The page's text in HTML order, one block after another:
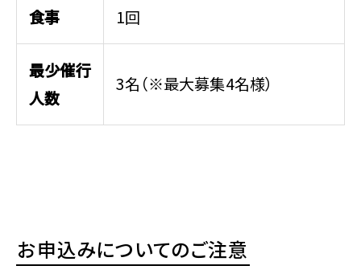
食事 1回
最少催行
人数
3名（※最大募集4名様）
お申込みについてのご注意